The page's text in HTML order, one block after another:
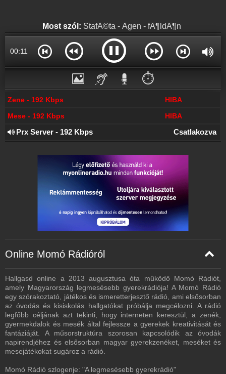
Most szól: StafÃ©ta - Ãgen - fÃ¶ldÃ¶n
00:11
⏱️
Zene - 192 Kbps
HIBA
Mese - 192 Kbps
HIBA
Prx Server - 192 Kbps Csatlakozva
Online Momó Rádióról
Hallgasd online a 2013 augusztusa óta működő Momó Rádiót,
amely Magyarország legmesésebb gyerekrádiója! A Momó Rádió
egy szórakoztató, játékos és ismeretterjesztő rádió, ami elsősorban
az óvodás és kisiskolás hallgatókat próbálja megcélozni. A rádió
legfőbb céljának azt tekinti, hogy interneten keresztül, a zenék,
gyermekdalok és mesék által fejlessze a gyerekek kreativitását és
fantáziáját. A műsorstruktúra szorosan kapcsolódik az óvodák
napirendjéhez és elsősorban magyar gyerekzenéket, meséket és
mesejátékokat sugároz a rádió.
Momó Rádió szlogenje: "A legmesésebb gyerekrádió"